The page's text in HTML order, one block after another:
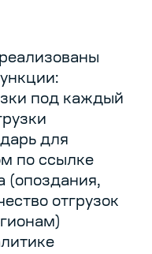
под каждый
для
по ссылке
(опоздания,
отгрузок